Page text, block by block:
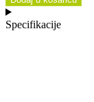
Specifikacije